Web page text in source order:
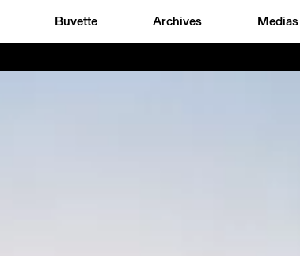
Buvette Archives Medias